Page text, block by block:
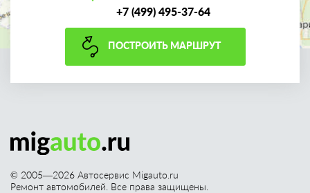
+7 (499) 495-37-64
ПОСТРОИТЬ МАРШРУТ
© 2005—2026 Автосервис Migauto.ru
Ремонт автомобилей. Все права защищены.